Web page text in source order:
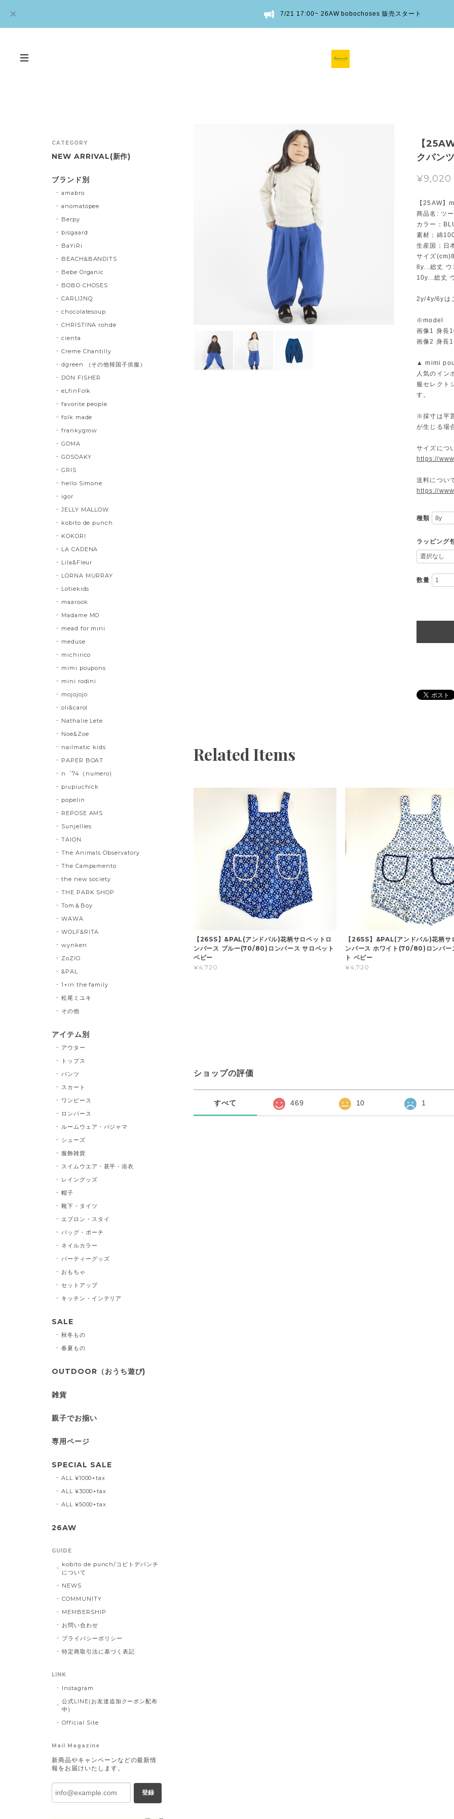
7/21 17:00~ 26AW bobochoses 販売スタート
【
クパン
¥9,020
【25AW
商品名: ツ
カラー：
素材：綿
生産国：日
サイズ
8y...総丈 ウ
10y...総丈
2y/4y/6yは
※model
画像1 身長
画像2 身長
▲ mimi
人気のイン
服セレクト
す。
※採寸は平
が生じる場
サイズにつ
https://
送料につい
https://
種類
ラッピング
数量
Related Items
【26SS】&PAL(アンドパル)花柄サロペットロ
ンパース ブルー(70/80)ロンパース サロペット
ベビー
¥4,720
【26SS】&PAL(アンドパル)花柄サ
ンパース ホワイト(70/80)ロンパー
ト ベビー
¥4,720
ショップの評価
すべて 469 10 1
CATEGORY
NEW ARRIVAL(新作)
ブランド別
amabro
anomatopee
Berpy
bisgaard
BaYiRi
BEACH&BANDITS
Bebe Organic
BOBO CHOSES
CARLIJNQ
chocolatesoup
CHRISTINA rohde
cienta
Creme Chantilly
dgreen （その他韓国子供服）
DON FISHER
eLfinFolk
favorite people
folk made
frankygrow
GOMA
GOSOAKY
GRIS
hello Simone
igor
JELLY MALLOW
kobito de punch
KOKORI
LA CADENA
Lila&Fleur
LORNA MURRAY
Lotiekids
maarook
Madame MO
mead for mini
meduse
michirico
mimi poupons
mini rodini
mojojojo
oli&carol
Nathalie Lete
Noe&Zoe
nailmatic kids
PAPER BOAT
n゜74（numero)
piupiuchick
popelin
REPOSE AMS
Sunjellies
TAION
The Animals Observatory
The Campamento
the new society
THE PARK SHOP
Tom＆Boy
WAWA
WOLF&RITA
wynken
ZoZIO
&PAL
1+in the family
松尾ミユキ
その他
アイテム別
アウター
トップス
パンツ
スカート
ワンピース
ロンパース
ルームウェア・パジャマ
シューズ
服飾雑貨
スイムウエア・甚平・浴衣
レイングッズ
帽子
靴下・タイツ
エプロン・スタイ
バッグ・ポーチ
ネイルカラー
パーティーグッズ
おもちゃ
セットアップ
キッチン・インテリア
SALE
秋冬もの
春夏もの
OUTDOOR（おうち遊び)
雑貨
親子でお揃い
専用ページ
SPECIAL SALE
ALL ¥1000+tax
ALL ¥3000+tax
ALL ¥5000+tax
26AW
GUIDE
kobito de punch/コビトデパンチ
について
NEWS
COMMUNITY
MEMBERSHIP
お問い合わせ
プライバシーポリシー
特定商取引法に基づく表記
LINK
Instagram
公式LINE(お友達追加クーポン配布
中)
Official Site
Mail Magazine
新商品やキャンペーンなどの最新情
報をお届けいたします。
登録